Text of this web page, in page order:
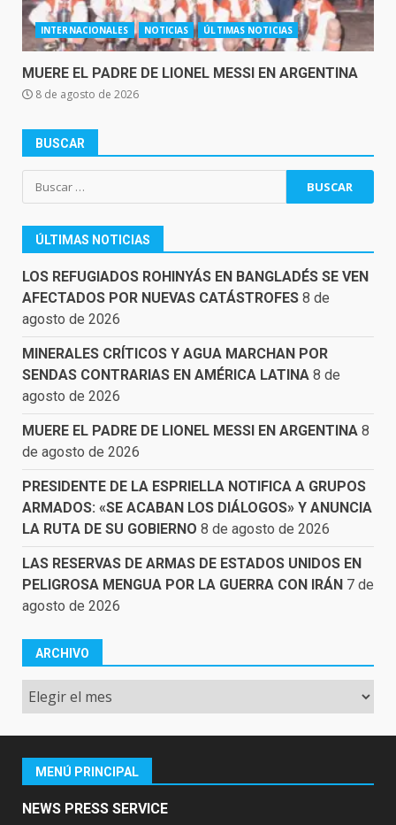
INTERNACIONALES NOTICIAS ÚLTIMAS NOTICIAS
MUERE EL PADRE DE LIONEL MESSI EN ARGENTINA
8 de agosto de 2026
BUSCAR
Buscar:
ÚLTIMAS NOTICIAS
LOS REFUGIADOS ROHINYÁS EN BANGLADÉS SE VEN
AFECTADOS POR NUEVAS CATÁSTROFES 8 de
agosto de 2026
MINERALES CRÍTICOS Y AGUA MARCHAN POR
SENDAS CONTRARIAS EN AMÉRICA LATINA 8 de
agosto de 2026
MUERE EL PADRE DE LIONEL MESSI EN ARGENTINA 8
de agosto de 2026
PRESIDENTE DE LA ESPRIELLA NOTIFICA A GRUPOS
ARMADOS: «SE ACABAN LOS DIÁLOGOS» Y ANUNCIA
LA RUTA DE SU GOBIERNO 8 de agosto de 2026
LAS RESERVAS DE ARMAS DE ESTADOS UNIDOS EN
PELIGROSA MENGUA POR LA GUERRA CON IRÁN 7 de
agosto de 2026
ARCHIVO
Archivo
MENÚ PRINCIPAL
NEWS PRESS SERVICE